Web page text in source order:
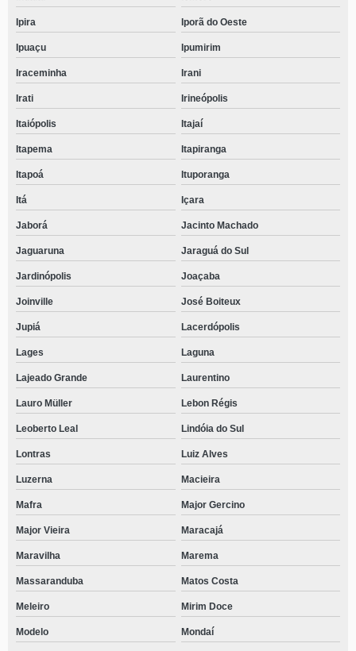
Ipira Iporã do Oeste
Ipuaçu Ipumirim
Iraceminha Irani
Irati Irineópolis
Itaiópolis Itajaí
Itapema Itapiranga
Itapoá Ituporanga
Itá Içara
Jaborá Jacinto Machado
Jaguaruna Jaraguá do Sul
Jardinópolis Joaçaba
Joinville José Boiteux
Jupiá Lacerdópolis
Lages Laguna
Lajeado Grande Laurentino
Lauro Müller Lebon Régis
Leoberto Leal Lindóia do Sul
Lontras Luiz Alves
Luzerna Macieira
Mafra Major Gercino
Major Vieira Maracajá
Maravilha Marema
Massaranduba Matos Costa
Meleiro Mirim Doce
Modelo Mondaí